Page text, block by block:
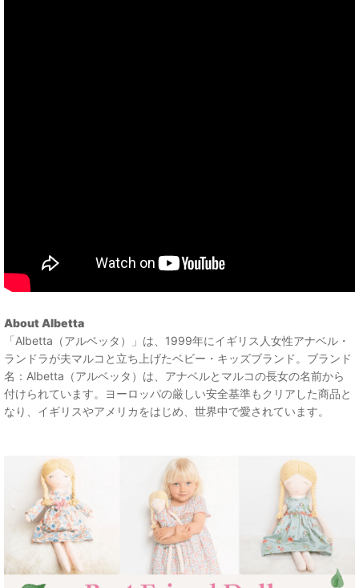
About Albetta
「Albetta（アルベッタ）」は、1999年にイギリス人女性アナベル・
ランドラが夫マルコと立ち上げたベビー・キッズブランド。ブランド
名：Albetta（アルベッタ）は、アナベルとマルコの長女の名前から
付けられています。ヨーロッパの厳しい安全基準もクリアした商品と
なり、イギリスやアメリカをはじめ、世界中で愛されています。